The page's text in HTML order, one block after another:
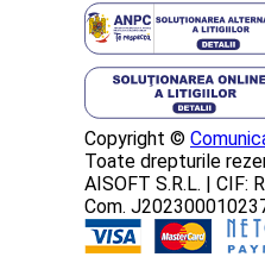
Copyright ©
Toate drepturile
AISOFT S.R.L. | CIF:
Com.